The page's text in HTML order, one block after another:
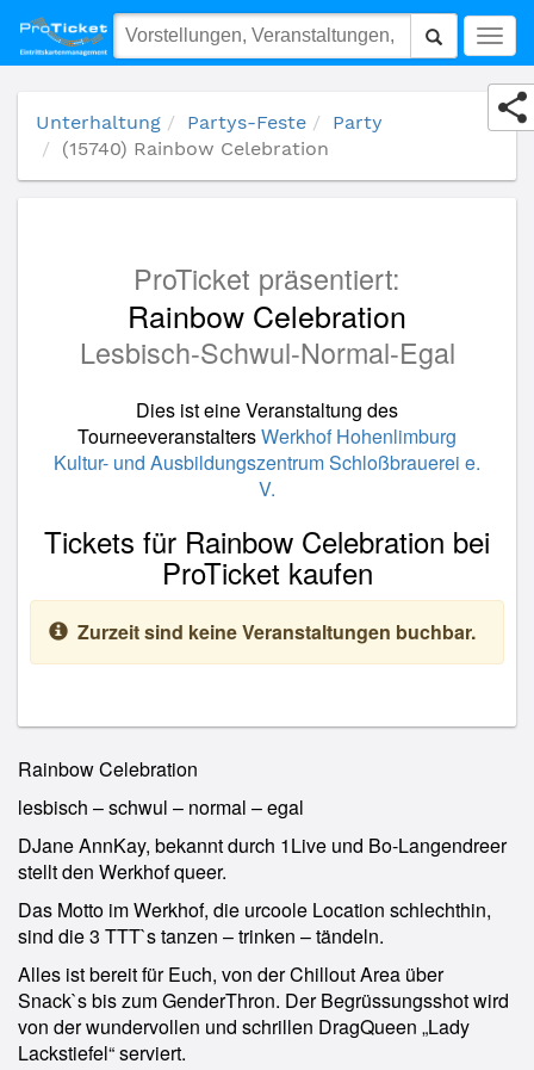
(15740) Rainbow Celebration
Unterhaltung Partys-Feste
Party
(15740) Rainbow Celebration
ProTicket präsentiert:
Rainbow Celebration
Lesbisch-Schwul-Normal-Egal
Dies ist eine Veranstaltung des
TourneeveranstaltersWerkhof Hohenlimburg
Kultur- und Ausbildungszentrum Schloßbrauerei e.
V.
Tickets für Rainbow Celebration bei
ProTicket kaufen
Zurzeit sind keine Veranstaltungen buchbar.
Rainbow Celebration
lesbisch – schwul – normal – egal
DJane AnnKay, bekannt durch 1Live und Bo-Langendreer
stellt den Werkhof queer.
Das Motto im Werkhof, die urcoole Location schlechthin,
sind die 3 TTT`s tanzen – trinken – tändeln.
Alles ist bereit für Euch, von der Chillout Area über
Snack`s bis zum GenderThron. Der Begrüssungsshot wird
von der wundervollen und schrillen DragQueen „Lady
Lackstiefel“ serviert.